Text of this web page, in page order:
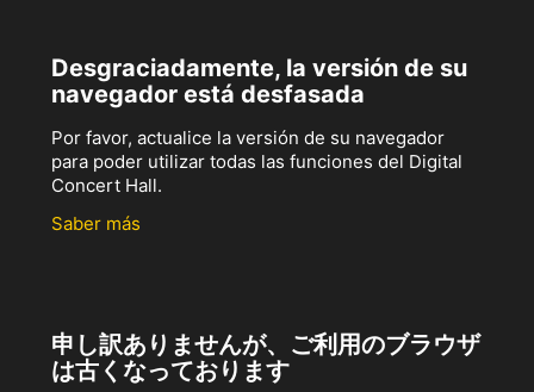
Desgraciadamente, la versión de su
navegador está desfasada
Por favor, actualice la versión de su navegador
para poder utilizar todas las funciones del Digital
Concert Hall.
Saber más
申し訳ありませんが、ご利用のブラウザ
は古くなっております